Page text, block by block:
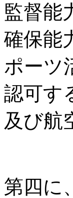
監督能
確保能
ポーツ
認可す
及び航
第四に